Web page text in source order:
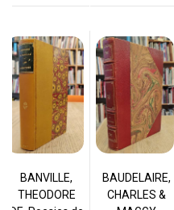
BANVILLE,
THEODORE
BAUDELAIRE,
CHARLES &